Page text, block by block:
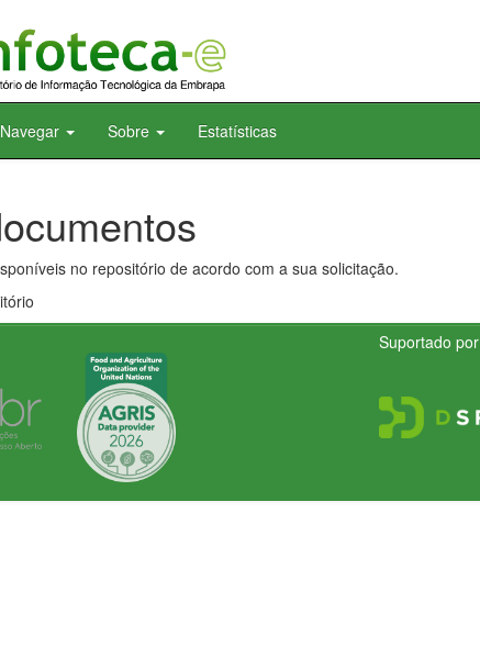
Navegar Sobre Estatísticas
no repositório de acordo com a sua solicitação.
Suportado por